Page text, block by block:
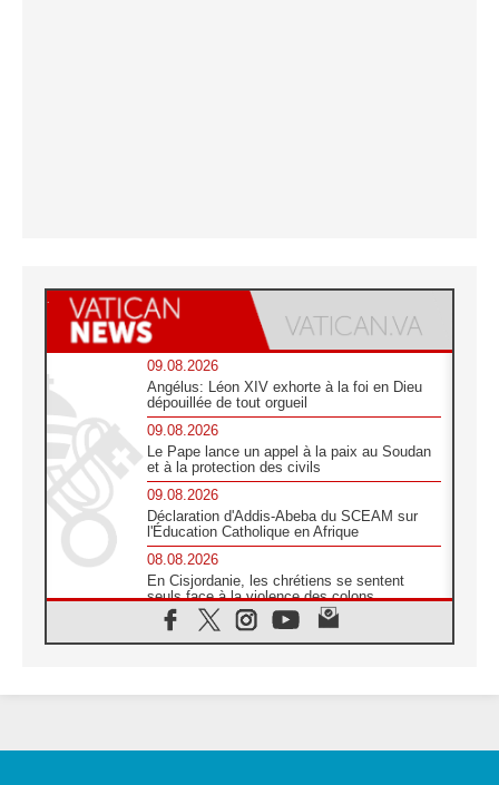
09.08.2026
Angélus: Léon XIV exhorte à la foi en Dieu
dépouillée de tout orgueil
09.08.2026
Le Pape lance un appel à la paix au Soudan
et à la protection des civils
09.08.2026
Déclaration d'Addis-Abeba du SCEAM sur
l'Éducation Catholique en Afrique
08.08.2026
En Cisjordanie, les chrétiens se sentent
seuls face à la violence des colons
08.08.2026
Léon XIV au sanctuaire de Notre Dame du
08.08.2026